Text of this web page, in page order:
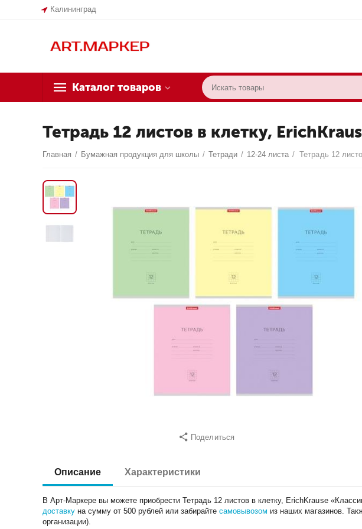
Калининград
Каталог товаров
Тетрадь 12 листов в клетку,
Главная / Бумажная продукция для школы / Тетради / 12-24 листа /
Поделиться
Описание Характеристики
В Арт-Маркере вы можете приобрести Тетрадь 12 листов в клетку, ErichKrause
доставку на сумму от 500 рублей или забирайтесамовывозом из наших магазинов.
организации).